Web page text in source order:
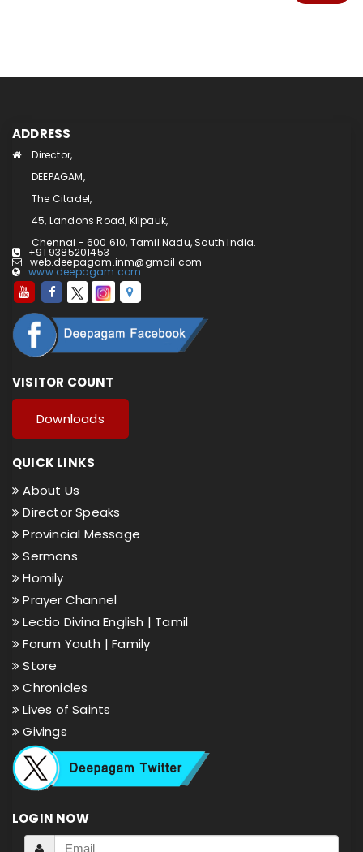
ADDRESS
Director,
DEEPAGAM,
The Citadel,
45, Landons Road, Kilpauk,
Chennai - 600 610, Tamil Nadu, South India.
+91 9385201453
web.deepagam.inm@gmail.com
www.deepagam.com
VISITOR COUNT
Downloads
QUICK LINKS
About Us
Director Speaks
Provincial Message
Sermons
Homily
Prayer Channel
Lectio Divina English | Tamil
Forum Youth |Family
Store
Chronicles
Lives of Saints
Givings
LOGIN NOW